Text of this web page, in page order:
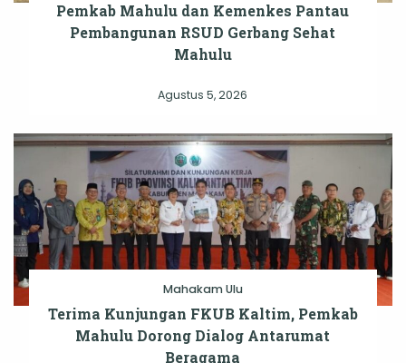
Pemkab Mahulu dan Kemenkes Pantau
Pembangunan RSUD Gerbang Sehat
Mahulu
Agustus 5, 2026
Mahakam Ulu
Terima Kunjungan FKUB Kaltim, Pemkab
Mahulu Dorong Dialog Antarumat
Beragama